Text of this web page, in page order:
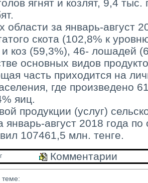
ягнят и козлят, 9,4
области за январь-август
скота (102,8% к
коз (59,3%), 46- лошадей
основных видов
часть приходится на
где произведено
яиц.
продукции (услуг)
январь-август 2018 года
107461,5 млн. тенге.
Комментарии
теме: